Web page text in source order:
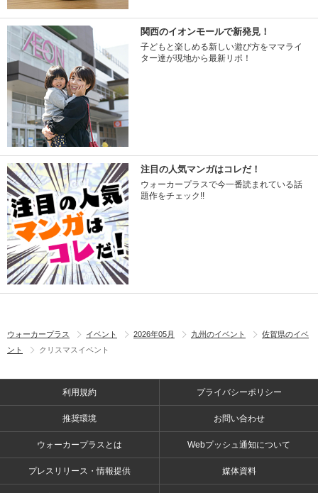
関西のイオンモールで新発見！
子どもと楽しめる新しい遊び方をママライ
ター達が現地から最新リポ！
注目の人気マンガはコレだ！
ウォーカープラスで今一番読まれている話
題作をチェック!!
ウォーカープラス イベント 2026年05月 九州のイベント
佐賀県のイベ
ント
クリスマスイベント
利用規約 プライバシーポリシー
推奨環境 お問い合わせ
ウォーカープラスとは Webプッシュ通知について
プレスリリース・情報提供 媒体資料